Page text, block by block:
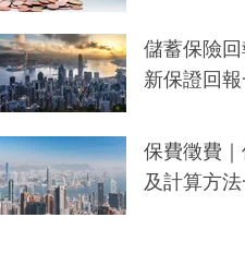
儲蓄保險
新保證回
保費徵費
及計算方